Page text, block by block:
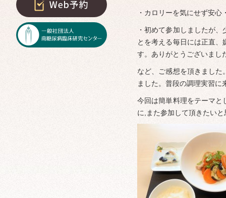
・カロリーを気にせず安
・初めて参加しましたが
とを考える毎日には正直
す。ありがとうございまし
など、ご感想を頂きまし
ました。普段の調理実習
今回は簡単料理をテーマと
に,また参加して頂きたい